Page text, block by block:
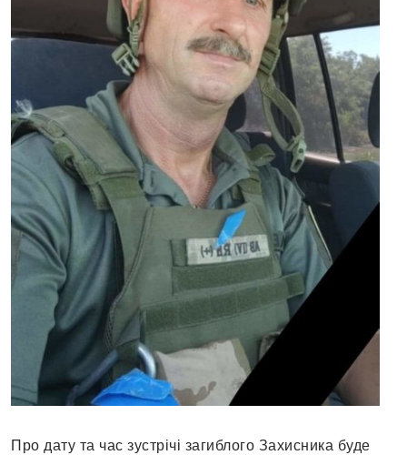
Про дату та час зустрічі загиблого Захисника буде